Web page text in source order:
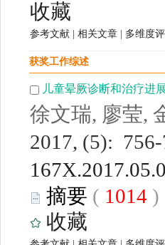
收藏
参考文献 相关文章 多维度
获奖工作综述
儿童晕厥诊断和治疗进
徐文瑞, 廖莹,
2017, (5):
摘要 ( 1014 )
收藏